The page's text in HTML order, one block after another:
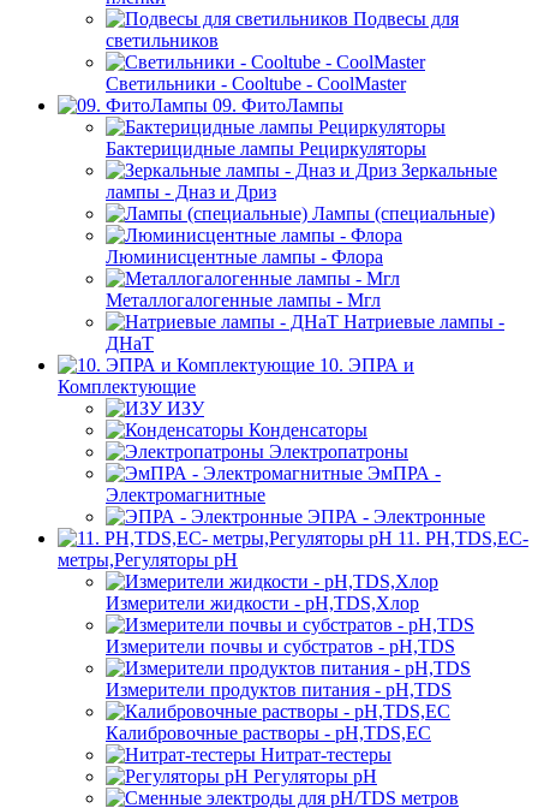
Подвесы для
светильников
Светильники - Cooltube - CoolMaster
09. ФитоЛампы
Бактерицидные лампы Рециркуляторы
Зеркальные
лампы - Дназ и Дриз
Лампы (специальные)
Люминисцентные лампы - Флора
Металлогалогенные лампы - Мгл
Натриевые лампы -
ДНаТ
10. ЭПРА и
Комплектующие
ИЗУ
Конденсаторы
Электропатроны
ЭмПРА -
Электромагнитные
ЭПРА - Электронные
11. PH,TDS,EC-
метры,Регуляторы pН
Измерители жидкости - pH,TDS,Хлор
Измерители почвы и субстратов - pH,TDS
Измерители продуктов питания - pH,TDS
Калибровочные растворы - pH,TDS,EC
Нитрат-тестеры
Регуляторы pН